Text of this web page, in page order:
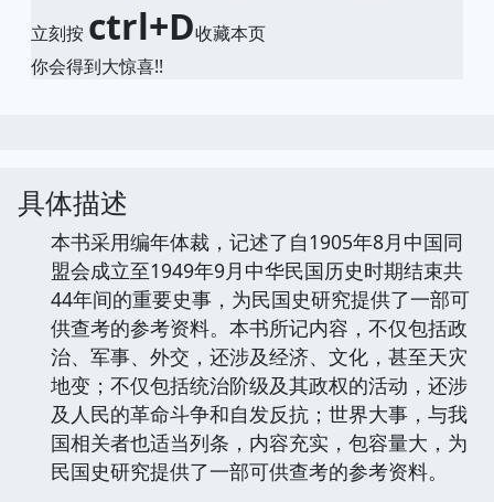
立刻按 ctrl+D收藏本页
你会得到大惊喜!!
具体描述
本书采用编年体裁，记述了自1905年8月中国同
盟会成立至1949年9月中华民国历史时期结束共
44年间的重要史事，为民国史研究提供了一部可
供查考的参考资料。本书所记内容，不仅包括政
治、军事、外交，还涉及经济、文化，甚至天灾
地变；不仅包括统治阶级及其政权的活动，还涉
及人民的革命斗争和自发反抗；世界大事，与我
国相关者也适当列条，内容充实，包容量大，为
民国史研究提供了一部可供查考的参考资料。